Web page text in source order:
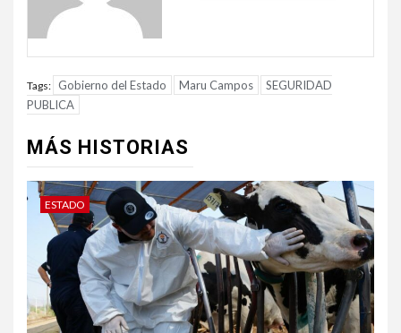
Tags: Gobierno del Estado Maru Campos
SEGURIDAD
PUBLICA
MÁS HISTORIAS
ESTADO